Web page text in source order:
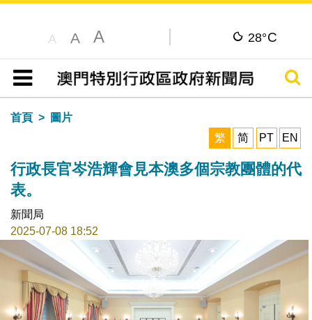
A A A 28°C
目錄
搜尋
首頁
圖片
繁
简 PT EN
行政長官岑浩輝會見本澳多個宗教團體的代
表。
新聞局
2025-07-08 18:52